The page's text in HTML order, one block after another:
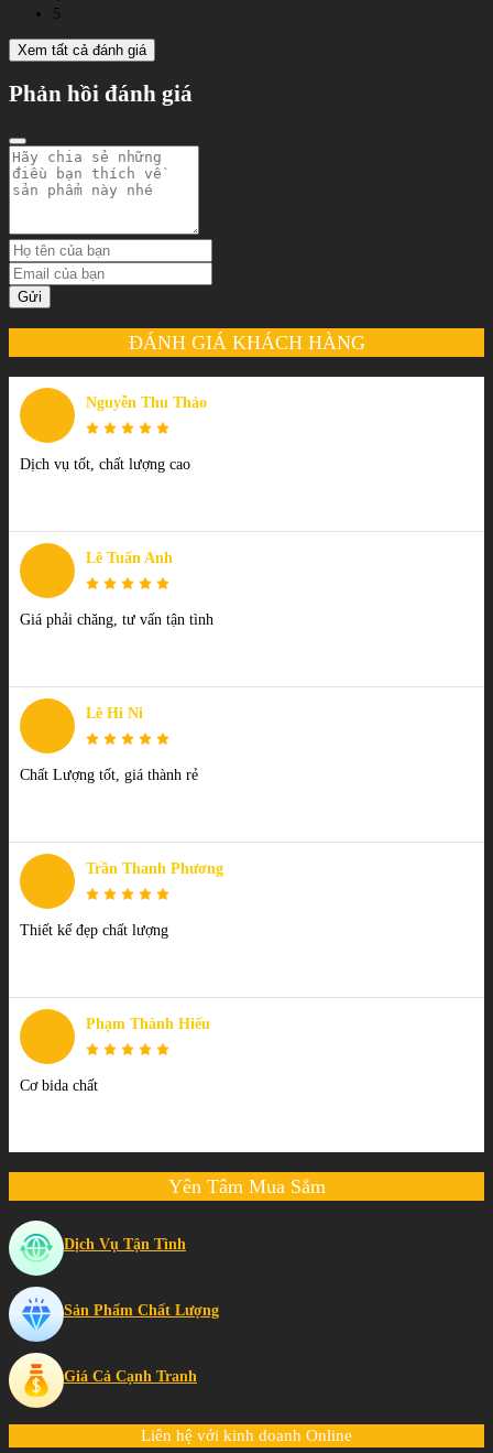
5
Xem tất cả đánh giá
Phản hồi đánh giá
Gửi
ĐÁNH GIÁ KHÁCH HÀNG
Nguyễn Thu Thảo
Dịch vụ tốt, chất lượng cao
Lê Tuấn Anh
Giá phải chăng, tư vấn tận tình
Lê Hi Ni
Chất Lượng tốt, giá thành rẻ
Trần Thanh Phương
Thiết kế đẹp chất lượng
Phạm Thành Hiếu
Cơ bida chất
Yên Tâm Mua Sắm
Dịch Vụ Tận Tình
Sản Phẩm Chất Lượng
Giá Cả Cạnh Tranh
Liên hệ với kinh doanh Online